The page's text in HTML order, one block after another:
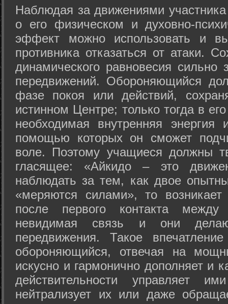
Hаблюдая за движениями
о его физическом и духовно-
эффект можно использовать и
противника отказаться от атаки.
динамического равновесия сильно
передвижений. Обороняющийся
фазе покоя или действий,
истинном Центре; только тогда в
необходимая внутренняя
помощью которых он сможет
воле. Поэтому учащиеся должны
гласящее: «Айкидо – это
наблюдать за тем, как двое
«меряются силами», то возникает
после первого контакта
невидимая связь и они
передвижения. Такое
обороняющийся, отвечая на
искусно и гармонично дополняет и
действительности управляет
нейтрализует их или даже